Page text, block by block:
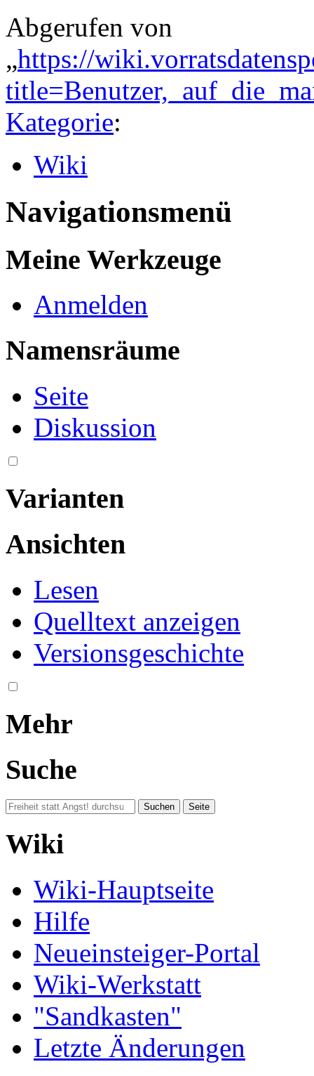
Abgerufen von
„https://
Kategorie:
Wiki
Navigationsmenü
Meine Werkzeuge
Anmelden
Namensräume
Seite
Diskussion
Varianten
Ansichten
Lesen
Quelltext anzeigen
Versionsgeschichte
Mehr
Suche
Wiki
Wiki-Hauptseite
Hilfe
Neueinsteiger-Portal
Wiki-Werkstatt
"Sandkasten"
Letzte Änderungen